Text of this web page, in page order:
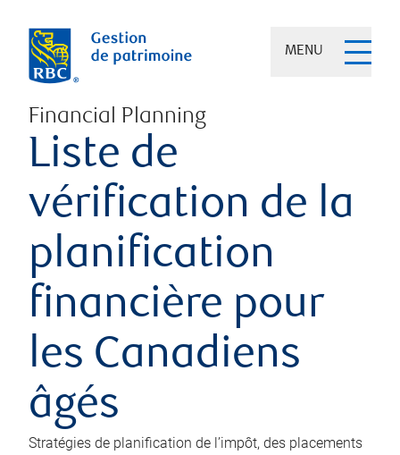
MENU
Financial Planning
Liste de
vérification de la
planification
financière pour
les Canadiens
âgés
Stratégies de planification de l’impôt, des placements